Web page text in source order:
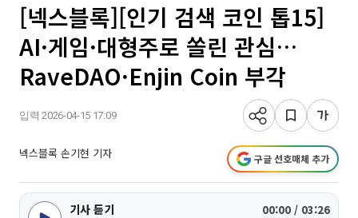
[넥스블록][인기 검색 코인 톱15]
AI·게임·대형주로 쏠린 관심…
RaveDAO·Enjin Coin 부각
입력 2026-04-15 17:09
넥스블록 손기현 기자 구글 선호매체 추가
기사 듣기 00:00 / 03:26